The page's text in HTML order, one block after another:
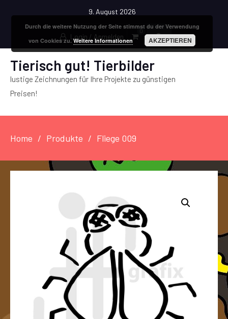
9. August 2026
Login / Anmelden
0
Tierisch gut! Tierbilder
lustige Zeichnungen für Ihre Projekte zu günstigen
Preisen!
Home Produkte Fliege 009
Durch die weitere Nutzung der Seite stimmst du der Verwendung
von Cookies zu.Weitere Informationen AKZEPTIEREN